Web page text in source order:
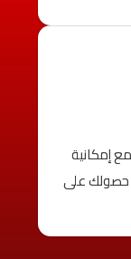
إمكانية
حصولك على